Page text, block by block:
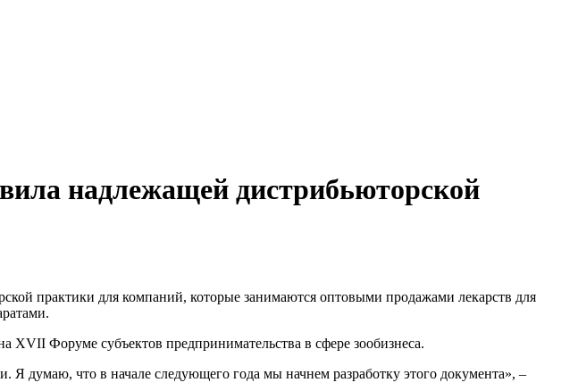
надлежащей дистрибьюторской
практики для компаний, которые занимаются оптовыми продажами лекарств для
Форуме субъектов предпринимательства в сфере зообизнеса.
думаю, что в начале следующего года мы начнем разработку этого документа», –